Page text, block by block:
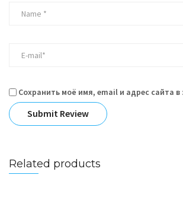
Сохранить моё имя, email и адрес сайта
Related products